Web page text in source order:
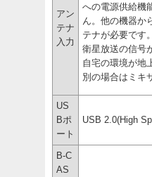
アン
テナ
入力
への電源供給機
ん。他の機器か
テナが必要です
衛星放送の信号
自宅の環境が地
別の場合はミキ
US
Bポ
ート
USB 2.0(High
B-C
AS